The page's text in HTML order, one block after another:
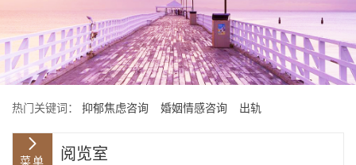
热门关键词： 抑郁焦虑咨询 婚姻情感咨询 出轨
阅览室